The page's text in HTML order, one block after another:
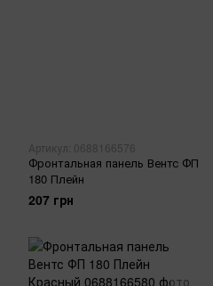
Артикул: 0688166576
Фронтальная панель Вентс ФП
180 Плейн
207 грн